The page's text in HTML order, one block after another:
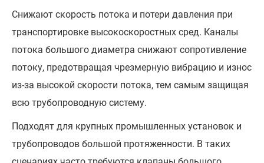
Снижают скорость потока и потери давления при
транспортировке высокоскоростных сред. Каналы
потока большого диаметра снижают сопротивление
потоку, предотвращая чрезмерную вибрацию и износ
из-за высокой скорости потока, тем самым защищая
всю трубопроводную систему.
Подходят для крупных промышленных установок и
трубопроводов большой протяженности. В таких